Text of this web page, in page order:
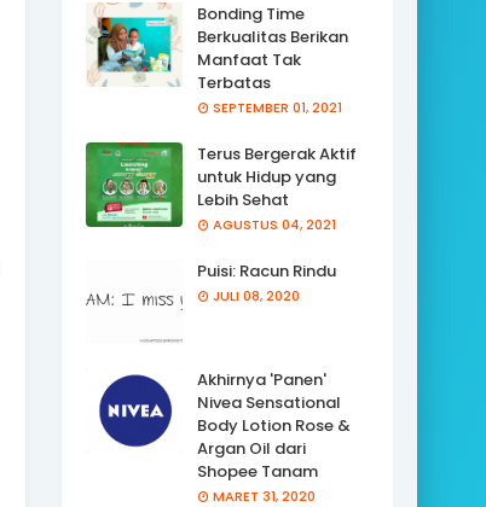
Bonding Time
Berkualitas Berikan
Manfaat Tak
Terbatas
SEPTEMBER 01, 2021
Terus Bergerak Aktif
untuk Hidup yang
Lebih Sehat
AGUSTUS 04, 2021
Puisi: Racun Rindu
JULI 08, 2020
Akhirnya 'Panen'
Nivea Sensational
Body Lotion Rose &
Argan Oil dari
Shopee Tanam
MARET 31, 2020